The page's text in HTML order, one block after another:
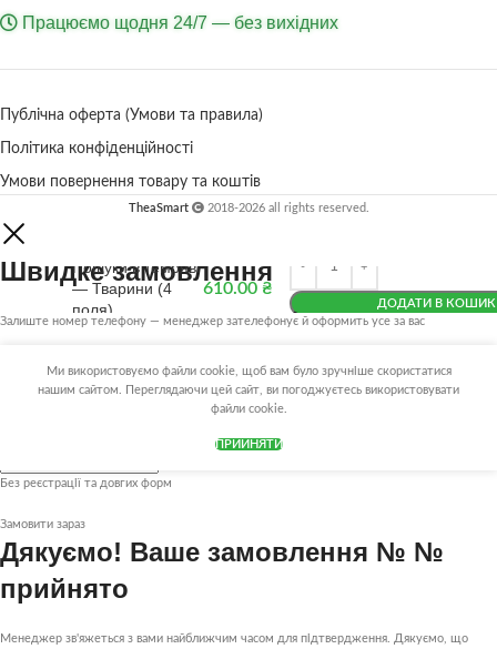
Працюємо щодня 24/7 — без вихідних
Публічна оферта (Умови та правила)
Політика конфіденційності
Умови повернення товару та коштів
TheaSmart 2018-2026 all rights reserved.
Ми використовуємо файли cookie, щоб вам було зручніше скористатися
нашим сайтом. Переглядаючи цей сайт, ви погоджуєтесь використовувати
файли cookie.
ПРИЙНЯТИ
Пошуки в темряві
— Тварини (4
поля)
610.00 ₴
ДОДАТИ В КОШИК
Купити в 1 клік
Швидке замовлення
Залиште номер телефону — менеджер зателефонує й оформить усе за вас
Без реєстрації та довгих форм
Замовити зараз
Дякуємо! Ваше замовлення № №
прийнято
Менеджер зв'яжеться з вами найближчим часом для підтвердження. Дякуємо, що